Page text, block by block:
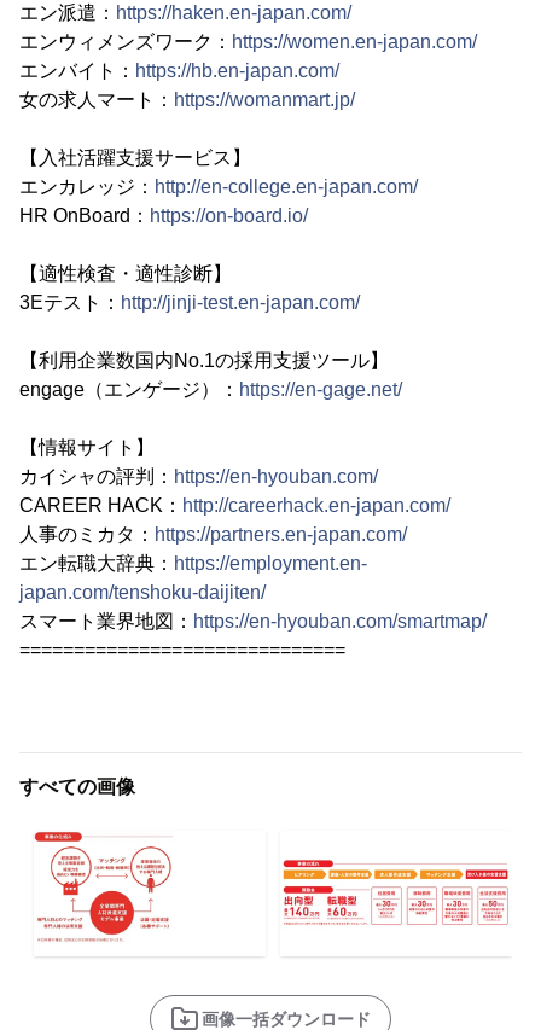
エン派遣： https://haken.en-japan.com/
エンウィメンズワーク： https://women.en-japan.com/
エンバイト： https://hb.en-japan.com/
女の求人マート： https://womanmart.jp/
【入社活躍支援サービス】
エンカレッジ： http://en-college.en-japan.com/
HR OnBoard： https://on-board.io/
【適性検査・適性診断】
3Eテスト： http://jinji-test.en-japan.com/
【利用企業数国内No.1の採用支援ツール】
engage（エンゲージ）： https://en-gage.net/
【情報サイト】
カイシャの評判： https://en-hyouban.com/
CAREER HACK： http://careerhack.en-japan.com/
人事のミカタ： https://partners.en-japan.com/
エン転職大辞典： https://employment.en-
japan.com/tenshoku-daijiten/
スマート業界地図： https://en-hyouban.com/smartmap/
==============================
すべての画像
画像一括ダウンロード